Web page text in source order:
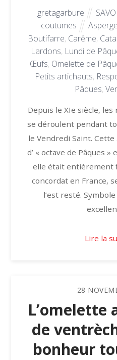
gretagarbure
coutumes
Boutifarre, Carême,
Lardons, Lundi de
Œufs, Omelette de
Petits artichauts,
Pâques,
Depuis le XIe siècle, les
se déroulent pendant
le Vendredi Saint.
d’ « octave de Pâques
elle était entièrement
concordat en France,
l’est resté.
Lire la
28
L’omelette
de
bonheur